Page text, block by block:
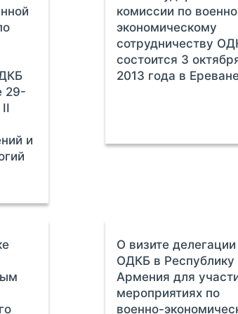
29-
и
комиссии по
экономическому
сотрудничеству
состоится 3
2013 года в
О визите делегации
ОДКБ в Республику
Армения для
мероприятиях по
военно-